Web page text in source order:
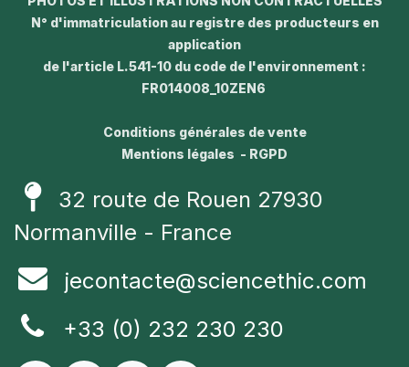
N° d'immatriculation au registre des producteurs en
application
de l'article L.541-10 du code de l'environnement :
FR014008_10ZEN6
Conditions générales de vente
Mentions légales - RGPD
32 route de Rouen 27930
Normanville - France
jecontacte@sciencethic.com
+33 (0) 232 230 230